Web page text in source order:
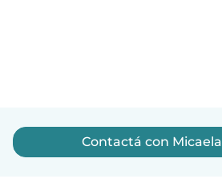
Contactá con Micaela